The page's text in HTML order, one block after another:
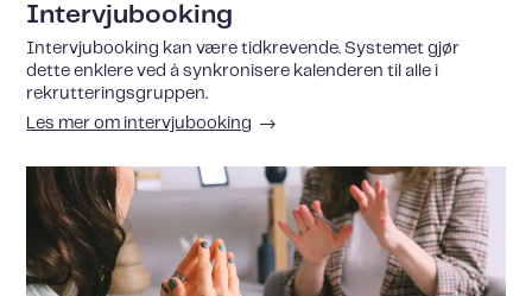
Intervjubooking
Intervjubooking kan være tidkrevende. Systemet gjør
dette enklere ved å synkronisere kalenderen til alle i
rekrutteringsgruppen.
Les mer om intervjubooking